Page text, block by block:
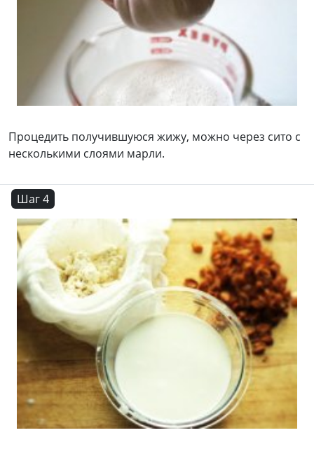
Процедить получившуюся жижу, можно через сито с
несколькими слоями марли.
Шаг 4